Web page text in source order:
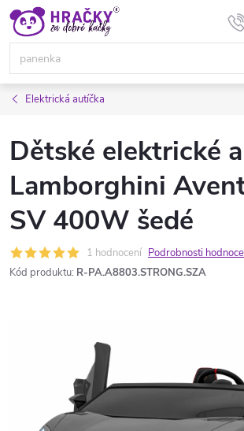
Přejít
obsah
Elektrická autíčka
Dětské elektrické
Lamborghini
SV 400W šedé
1 hodnocení Podrobnosti
Kód produktu: R-PA.A8803.STRONG.SZA